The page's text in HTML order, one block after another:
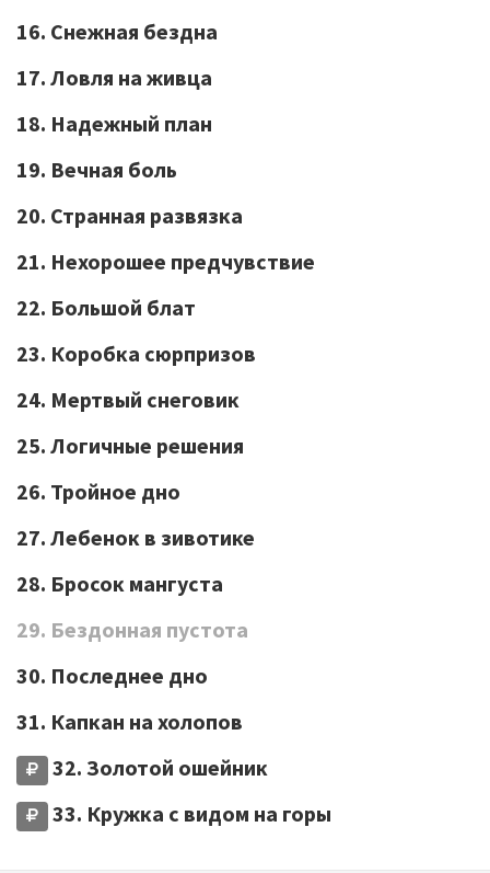
16. Снежная бездна
17. Ловля на живца
18. Надежный план
19. Вечная боль
20. Странная развязка
21. Нехорошее предчувствие
22. Большой блат
23. Коробка сюрпризов
24. Мертвый снеговик
25. Логичные решения
26. Тройное дно
27. Лебенок в зивотике
28. Бросок мангуста
29. Бездонная пустота
30. Последнее дно
31. Капкан на холопов
32. Золотой ошейник
33. Кружка с видом на горы